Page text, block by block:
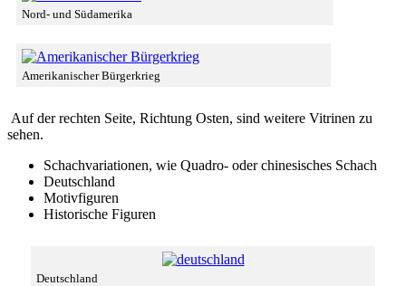
Nord- und Südamerika
Amerikanischer Bürgerkrieg
Auf der rechten Seite, Richtung Osten, sind weitere Vitrinen zu
sehen.
Schachvariationen, wie Quadro- oder chinesisches Schach
Deutschland
Motivfiguren
Historische Figuren
Deutschland